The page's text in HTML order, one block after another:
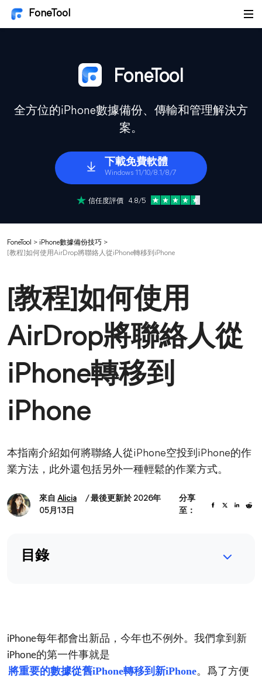
FoneTool
FoneTool
全方位的iPhone數據備份、傳輸和管理解決方
案。
下載免費軟體
Windows 11/10/8.1/8/7
信任度評價 4.8/5
FoneTool > iPhone數據備份技巧 >
[教程]如何使用AirDrop將聯絡人從iPhone轉移到iPhone
[教程]如何使用
AirDrop將聯絡人從
iPhone轉移到
iPhone
本指南介紹如何將聯絡人從iPhone空投到iPhone的作
業方法，此外還包括另外一種輕鬆的作業方式。
來自 Alicia
/ 最後更新於 2026年
05月13日
分享
至：
目錄
iPhone每年都會出新品，今年也不例外。我們拿到新
iPhone的第一件事就是
將重要的數據從舊iPhone轉移到新iPhone。爲了方便